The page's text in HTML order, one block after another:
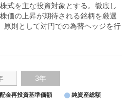
式を主な投資対象とする。徹底し
価の上昇が期待される銘柄を厳選
原則として対円での為替ヘッジを行
3年
金再投資基準価額
純資産総額
金再投資基準価額
純資産総額